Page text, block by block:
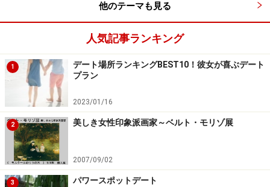
他のテーマも見る
人気記事ランキング
1
デート場所ランキングBEST10！彼女が喜ぶデート
プラン
2023/01/16
2 美しき女性印象派画家～ベルト・モリゾ展
2007/09/02
3 パワースポットデート